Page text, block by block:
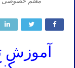
آموزش